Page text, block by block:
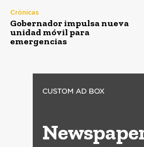
Crónicas
Gobernador impulsa nueva
unidad móvil para
emergencias